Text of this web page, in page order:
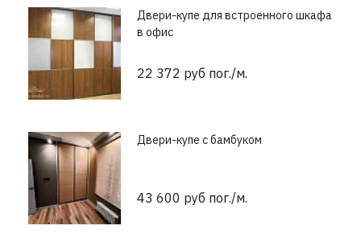
Двери-купе для встроенного шкафа
в офис
22 372 руб пог./м.
Двери-купе с бамбуком
43 600 руб пог./м.